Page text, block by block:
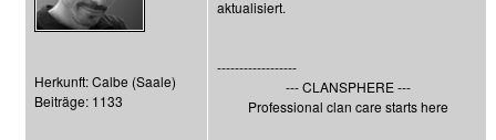
Herkunft: Calbe (Saale)
Beiträge: 1133
aktualisiert.
------------------
--- CLANSPHERE ---
Professional clan care starts here